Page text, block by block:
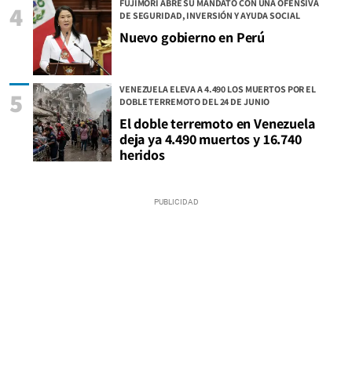
FUJIMORI ABRE SU MANDATO CON UNA OFENSIVA
DE SEGURIDAD, INVERSIÓN Y AYUDA SOCIAL
Nuevo gobierno en Perú
4
VENEZUELA ELEVA A 4.490 LOS MUERTOS POR EL
DOBLE TERREMOTO DEL 24 DE JUNIO
El doble terremoto en Venezuela
deja ya 4.490 muertos y 16.740
heridos
5